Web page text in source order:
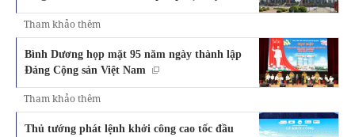
Tham khảo thêm
Bình Dương họp mặt 95 năm ngày thành lập
Đảng Cộng sản Việt Nam
Tham khảo thêm
Thủ tướng phát lệnh khởi công cao tốc đầu